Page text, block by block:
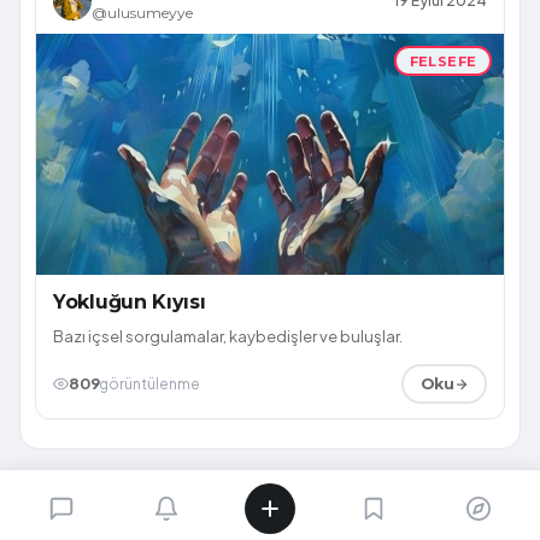
@ulusumeyye
FELSEFE
Yokluğun Kıyısı
Bazı içsel sorgulamalar, kaybedişler ve buluşlar.
809görüntülenme Oku